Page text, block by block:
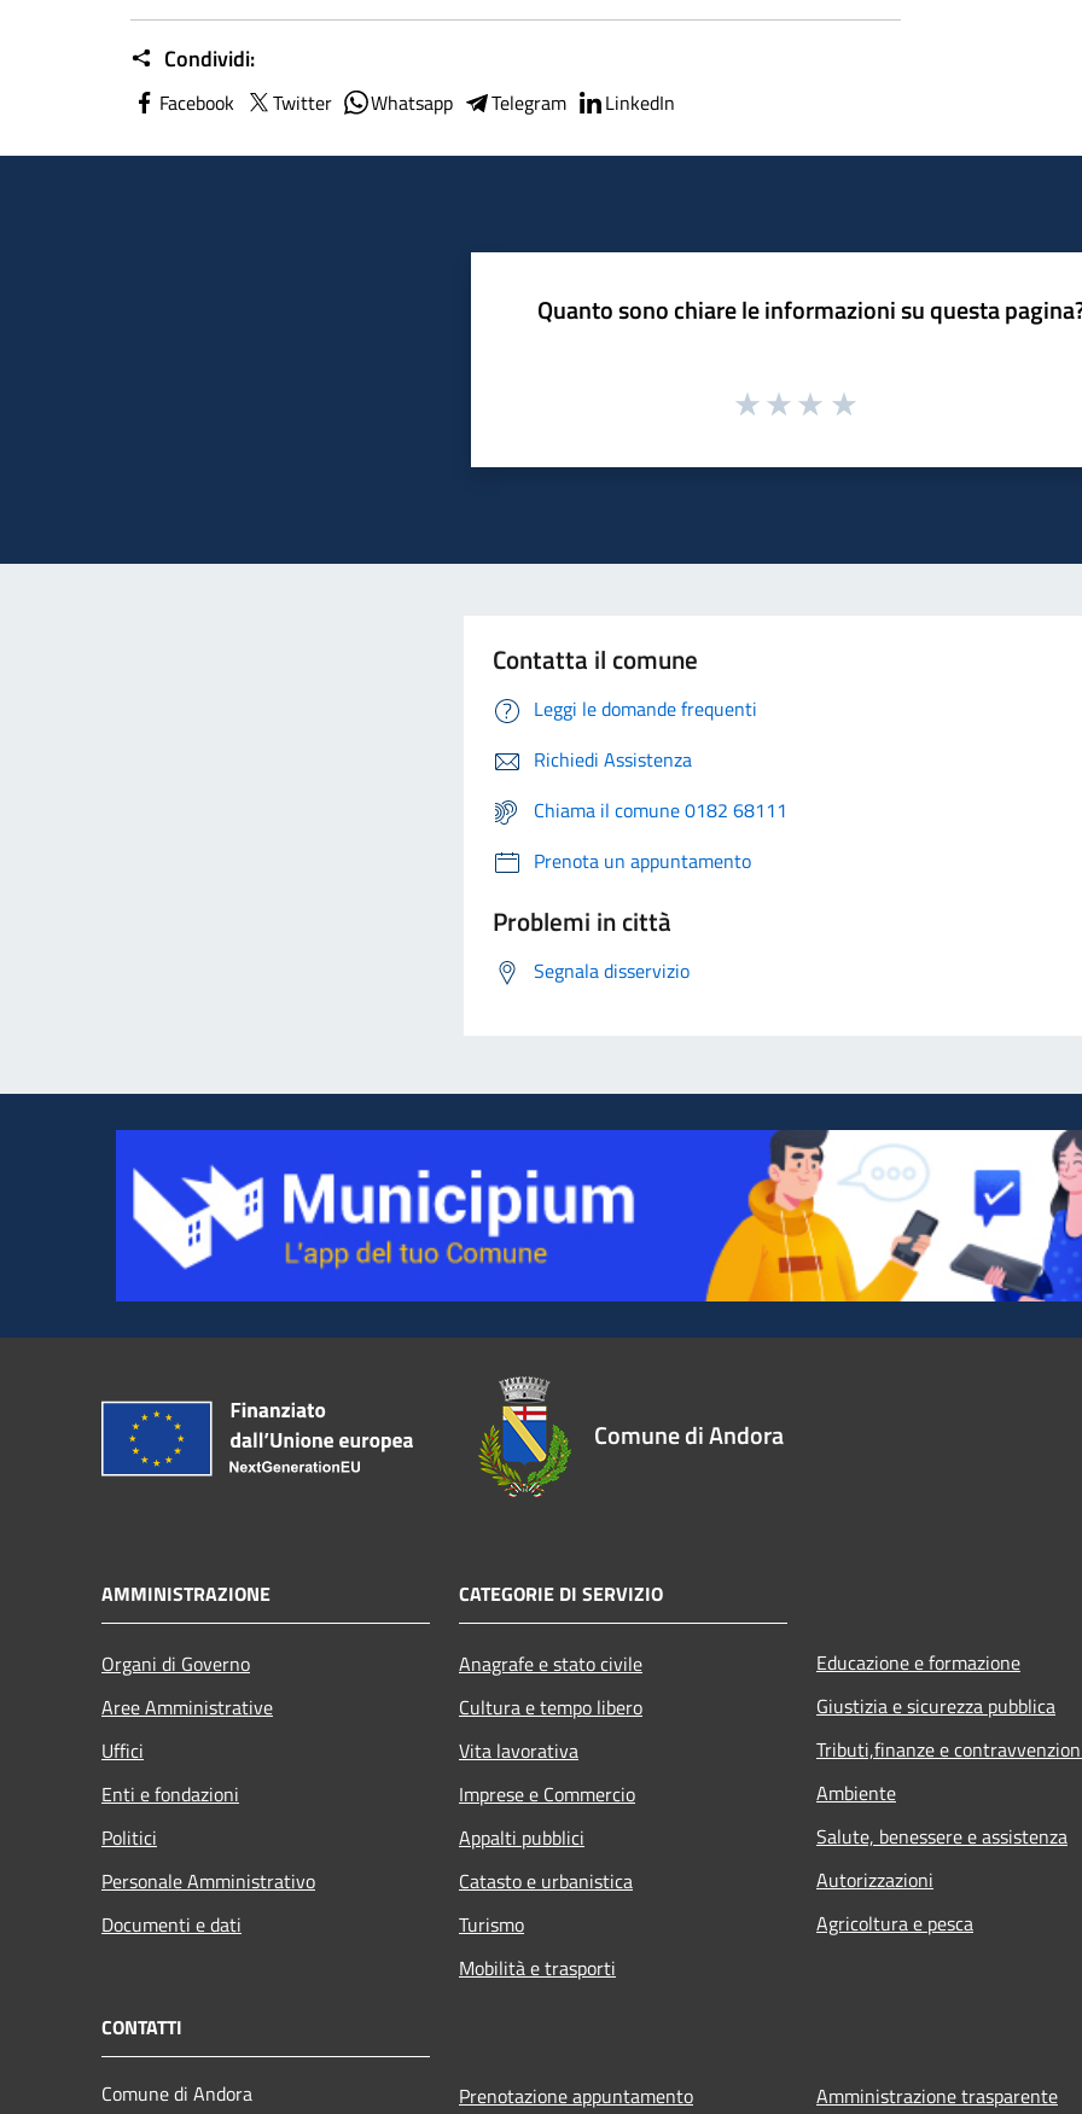
Condividi:
Facebook Twitter Whatsapp Telegram LinkedIn
Quanto sono chiare le informazioni su questa
Contatta il comune
Leggi le domande frequenti
Richiedi Assistenza
Chiama il comune 0182 68111
Prenota un appuntamento
Problemi in città
Segnala disservizio
Comune di Andora
AMMINISTRAZIONE
Organi di Governo
Aree Amministrative
Uffici
Enti e fondazioni
Politici
Personale Amministrativo
Documenti e dati
CATEGORIE DI SERVIZIO
Anagrafe e stato civile
Cultura e tempo libero
Vita lavorativa
Imprese e Commercio
Appalti pubblici
Catasto e urbanistica
Turismo
Mobilità e trasporti
Educazione e formazione
Giustizia e sicurezza pubblica
Tributi,finanze e
Ambiente
Salute, benessere e assistenza
Autorizzazioni
Agricoltura e pesca
CONTATTI
Comune di Andora
Prenotazione appuntamento Amministrazione trasparente